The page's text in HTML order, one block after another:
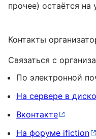
прочее) остаётся
Контакты
Связаться с
По электронной
На сервере в
Вконтакте
На форуме ifiction